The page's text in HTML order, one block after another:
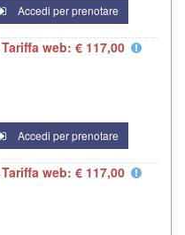
Accedi per prenotare
Tariffa web: € 117,00
Accedi per prenotare
Tariffa web: € 117,00